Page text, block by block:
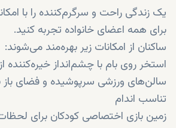
یک زندگی راحت و سرگرم‌کننده را با
برای همه اعضای خانواده تجربه کنید.
ساکنان از امکانات زیر بهره‌مند می‌شوند:
استخر روی بام با چشم‌انداز خیره‌کننده
سالن‌های ورزشی سرپوشیده و فضای باز
تناسب اندام
زمین بازی اختصاصی کودکان برای